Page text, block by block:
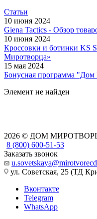
Статьи
10 июня 2024
Giena Tactics - Обзор
10 июня 2024
Кроссовки и ботинки KS
Миротворца»
15 мая 2024
Бонусная программа
Элемент не найден
2026 © ДОМ
8 (800) 600-51-53
Заказать звонок
ул. Советская, 25 (ТД
Вконтакте
Telegram
WhatsApp